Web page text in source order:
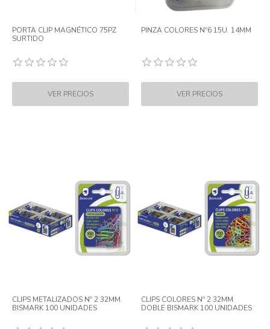
PORTA CLIP MAGNÉTICO 75PZ
SURTIDO
PINZA COLORES Nº6 15U. 14MM
CLIPS METALIZADOS Nº 2 32MM.
BISMARK 100 UNIDADES
CLIPS COLORES Nº 2 32MM.
DOBLE BISMARK 100 UNIDADES